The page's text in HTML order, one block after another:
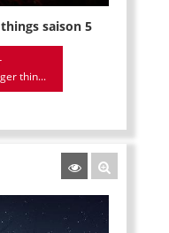
saison 5
thin...